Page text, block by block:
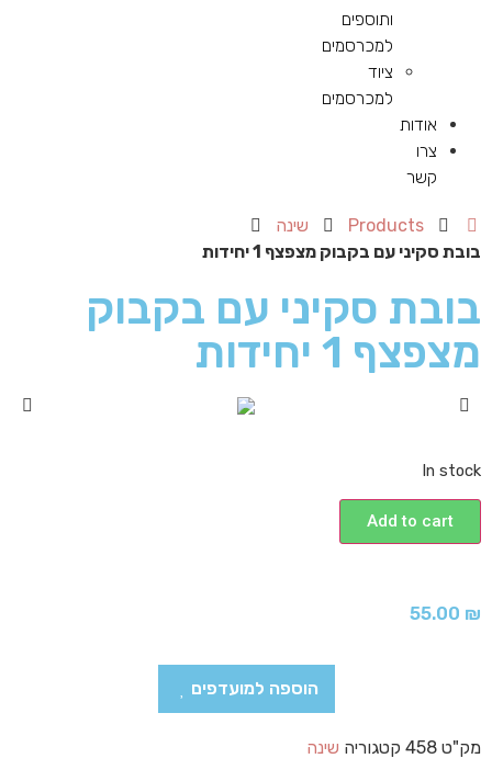
ותוספים
למכרסמים
ציוד
למכרסמים
אודות
צרו
קשר
Products
שינה
בובת סקיני עם בקבוק מצפצף 1 יחידות
בובת סקיני עם בקבוק
מצפצף 1 יחידות
In stock
Add to cart
55.00 ₪
הוספה למועדפים
מק"ט 458 קטגוריה שינה